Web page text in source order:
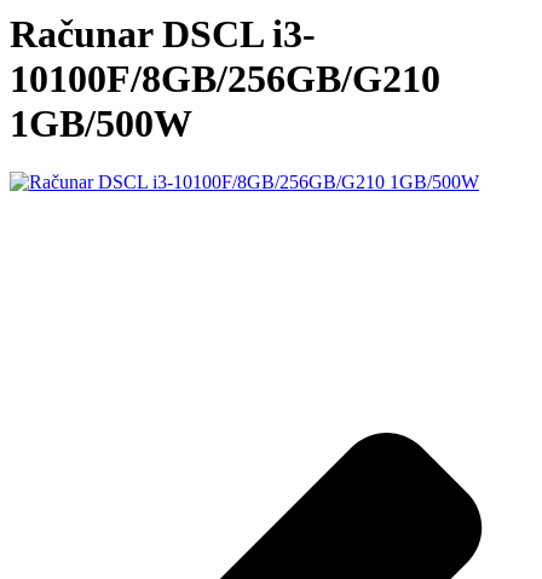
Računar DSCL i3-
10100F/8GB/256GB/G210
1GB/500W